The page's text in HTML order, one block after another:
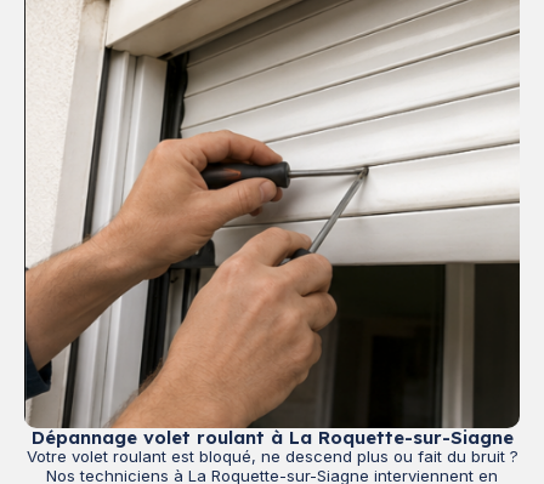
Dépannage volet roulant à La Roquette-sur-Siagne
Votre volet roulant est bloqué, ne descend plus ou fait du bruit ?
Nos techniciens à La Roquette-sur-Siagne interviennent en